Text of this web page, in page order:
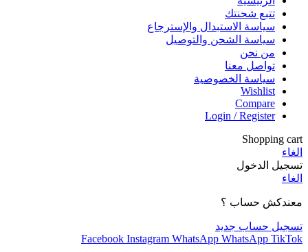
تتبع شحنتك
سياسة الاستبدال والإسترجاع
سياسة الشحن والتوصيل
من نحن
تواصل معنا
سياسة الخصوصية
Wishlist
Compare
Login / Register
Shopping cart
الغاء
تسجيل الدخول
الغاء
معندكش حساب ؟
تسجيل حساب جديد
Facebook Instagram WhatsApp WhatsApp TikTok